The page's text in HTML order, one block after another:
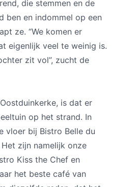
die stemmen en de
ben en indommel op een
ze. “We komen er
eigenlijk veel te weinig is.
zit vol”, zucht de
is dat er
op het strand. In
vloer bij Bistro Belle du
zijn namelijk onze
Kiss the Chef en
het beste café van